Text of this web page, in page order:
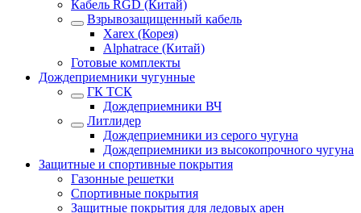
Кабель RGD (Китай)
Взрывозащищенный кабель
Xarex (Корея)
Alphatrace (Китай)
Готовые комплекты
Дождеприемники чугунные
ГК ТСК
Дождеприемники ВЧ
Литлидер
Дождеприемники из серого чугуна
Дождеприемники из высокопрочного чугуна
Защитные и спортивные покрытия
Газонные решетки
Спортивные покрытия
Защитные покрытия для ледовых арен